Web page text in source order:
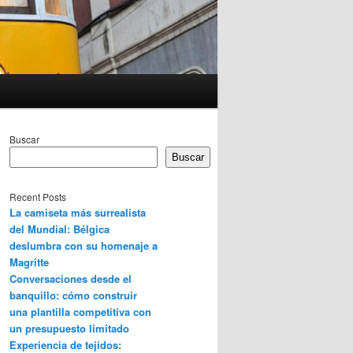
Buscar
Buscar
Recent Posts
La camiseta más surrealista
del Mundial: Bélgica
deslumbra con su homenaje a
Magritte
Conversaciones desde el
banquillo: cómo construir
una plantilla competitiva con
un presupuesto limitado
Experiencia de tejidos: